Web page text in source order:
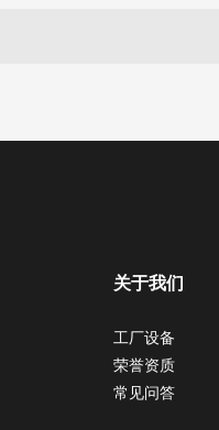
关于我们
工厂设备
荣誉资质
常见问答